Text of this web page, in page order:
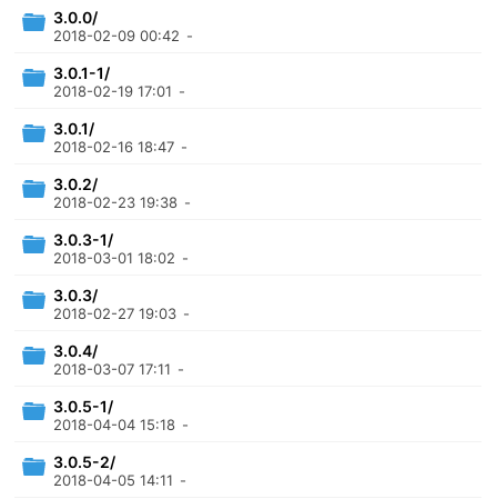
3.0.0/
2018-02-09 00:42 -
3.0.1-1/
2018-02-19 17:01 -
3.0.1/
2018-02-16 18:47 -
3.0.2/
2018-02-23 19:38 -
3.0.3-1/
2018-03-01 18:02 -
3.0.3/
2018-02-27 19:03 -
3.0.4/
2018-03-07 17:11 -
3.0.5-1/
2018-04-04 15:18 -
3.0.5-2/
2018-04-05 14:11 -